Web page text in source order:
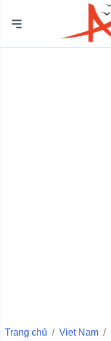
Trang chủ / Viet Nam /